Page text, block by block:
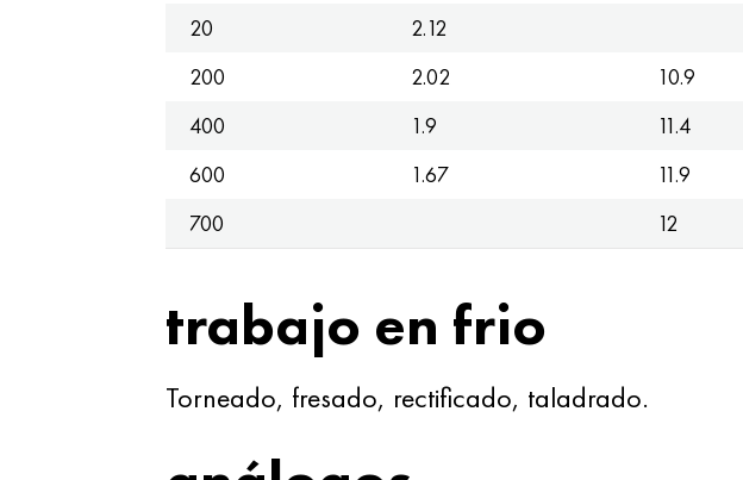
20 2.12
200
2.02 10.9
400
1.9 11.4
600
1.67 11.9
700
12
trabajo en frio
Torneado, fresado, rectificado, taladrado.